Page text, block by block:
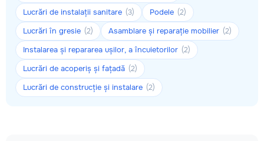
Lucrări de instalații sanitare (3) Podele (2)
Lucrări în gresie (2) Asamblare și reparație mobilier (2)
Instalarea și repararea ușilor, a încuietorilor (2)
Lucrări de acoperiș și fațadă (2)
Lucrări de construcție și instalare (2)